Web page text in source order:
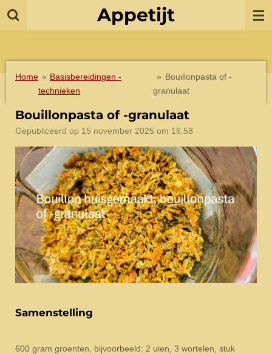
Ga
Appetijt
Home » Basisbereidingen -
technieken
» Bouillonpasta of -
granulaat
Bouillonpasta of -granulaat
Gepubliceerd op 15 november 2025 om 16:58
Samenstelling
600 gram groenten, bijvoorbeeld: 2 uien, 3 wortelen, stuk